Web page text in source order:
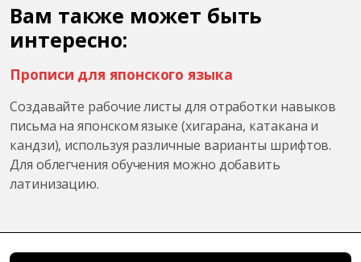
Вам также может быть
интересно:
Прописи для японского языка
Создавайте рабочие листы для отработки навыков
письма на японском языке (хигарана, катакана и
кандзи), используя различные варианты шрифтов.
Для облегчения обучения можно добавить
латинизацию.